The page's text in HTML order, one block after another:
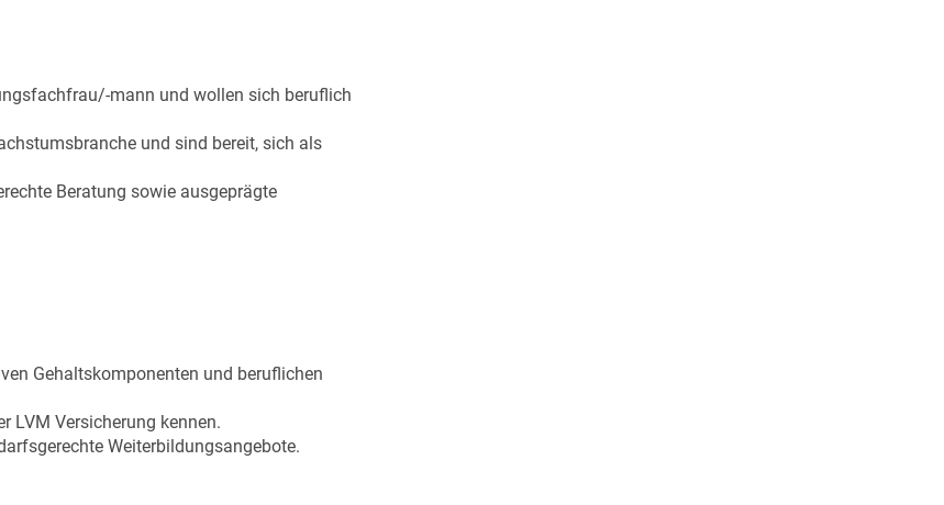
mann und wollen sich beruflich
und sind bereit, sich als
Beratung sowie ausgeprägte
Gehaltskomponenten und beruflichen
LVM Versicherung kennen.
Weiterbildungsangebote.